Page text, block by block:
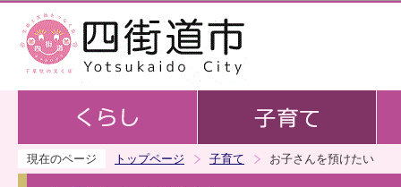
現在のページ トップページ 子育て お子さんを預けたい